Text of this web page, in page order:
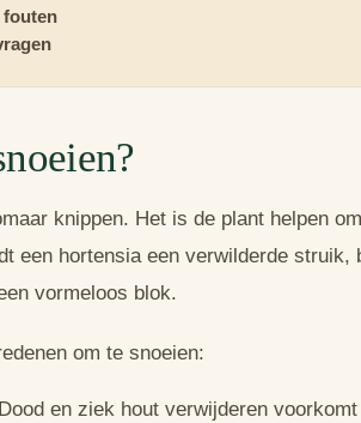
fouten
knippen. Het is de plant helpen
een hortensia een verwilderde struik,
vormeloos blok.
om te snoeien:
Dood en ziek hout verwijderen